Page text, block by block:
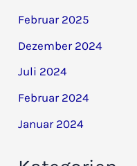
Februar 2025
Dezember 2024
Juli 2024
Februar 2024
Januar 2024